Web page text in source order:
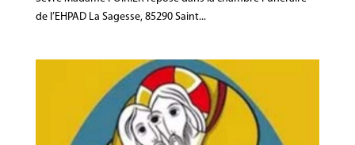
de l’EHPAD La Sagesse, 85290 Saint...